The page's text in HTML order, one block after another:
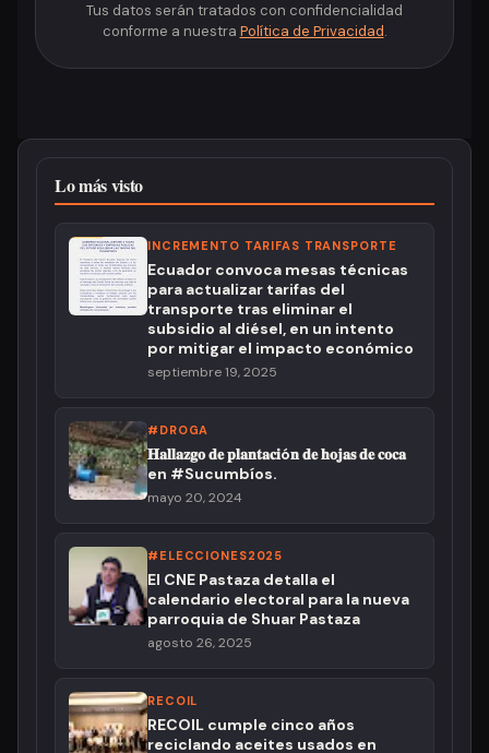
Tus datos serán tratados con confidencialidad
conforme a nuestra Política de Privacidad.
Lo más visto
INCREMENTO TARIFAS TRANSPORTE
Ecuador convoca mesas técnicas
para actualizar tarifas del
transporte tras eliminar el
subsidio al diésel, en un intento
por mitigar el impacto económico
septiembre 19, 2025
#DROGA
𝐇𝐚𝐥𝐥𝐚𝐳𝐠𝐨 𝐝𝐞 𝐩𝐥𝐚𝐧𝐭𝐚𝐜𝐢ó𝐧 𝐝𝐞 𝐡𝐨𝐣𝐚𝐬 𝐝𝐞 𝐜𝐨𝐜𝐚
en #Sucumbíos.
mayo 20, 2024
#ELECCIONES2025
El CNE Pastaza detalla el
calendario electoral para la nueva
parroquia de Shuar Pastaza
agosto 26, 2025
RECOIL
RECOIL cumple cinco años
reciclando aceites usados en